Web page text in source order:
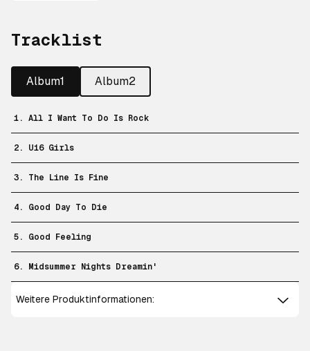
Tracklist
Album1 Album2
1. All I Want To Do Is Rock
2. U16 Girls
3. The Line Is Fine
4. Good Day To Die
5. Good Feeling
6. Midsummer Nights Dreamin'
Weitere Produktinformationen: